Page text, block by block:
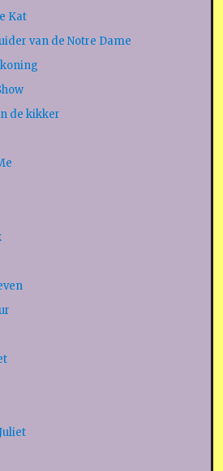
Kat
van de Notre Dame
de kikker